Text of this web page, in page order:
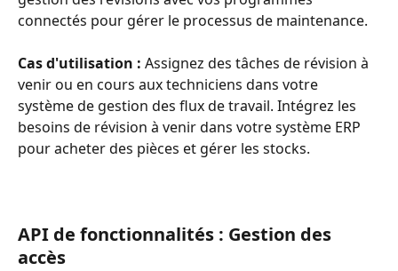
connectés pour gérer le processus de maintenance.
Cas d'utilisation : Assignez des tâches de révision à
venir ou en cours aux techniciens dans votre
système de gestion des flux de travail. Intégrez les
besoins de révision à venir dans votre système ERP
pour acheter des pièces et gérer les stocks.
API de fonctionnalités : Gestion des
accès